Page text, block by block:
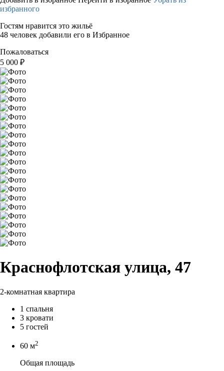
избранного
Гостям нравится это жильё
48 человек добавили его в Избранное
Пожаловаться
5 000 ₽
Краснофлотская улица, 47
2-комнатная квартира
1 спальня
3 кровати
5 гостей
60 м2
Общая площадь